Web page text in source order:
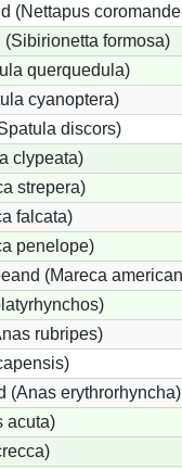
(Nettapus
formosa)
querquedula)
cyanoptera)
discors)
clypeata)
strepera)
falcata)
penelope)
(Mareca
rubripes)
(Anas erythrorhyncha)
acuta)